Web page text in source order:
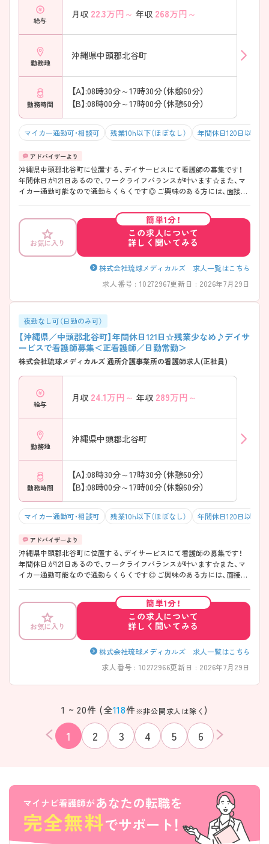
該当件数
条件を
クリア
検索する
給与
月収 22.3万円～ 年収 268万円～
勤務地
沖縄県中頭郡北谷町
勤務時間
【A】:08時30分～17時30分（休憩60分）
【B】:08時00分～17時00分（休憩60分）
マイカー通勤可・相談可 残業10h以下（ほぼなし） 年間休日120日以上
沖縄県中頭郡北谷町に位置する、デイサービスにて看護師の募集です！
年間休日が121日あるので、ワークライフバランスが叶います☆また、マ
イカー通勤可能なので通勤らくらくです◎ ご興味のある方には、面接対
お気に入り
簡単1分！
この求人について
詳しく聞いてみる
株式会社琉球メディカルズ 求人一覧はこちら
求人番号 : 10272967更新日 : 2026年7月29日
夜勤なし可（日勤のみ可）
【沖縄県／中頭郡北谷町】年間休日121日☆残業少なめ♪デイサ
ービスで看護師募集＜正看護師／日勤常勤＞
株式会社琉球メディカルズ 通所介護事業所の看護師求人(正社員)
給与
月収 24.1万円～ 年収 289万円～
勤務地
沖縄県中頭郡北谷町
勤務時間
【A】:08時30分～17時30分（休憩60分）
【B】:08時00分～17時00分（休憩60分）
マイカー通勤可・相談可 残業10h以下（ほぼなし） 年間休日120日以上
沖縄県中頭郡北谷町に位置する、デイサービスにて看護師の募集です！
年間休日が121日あるので、ワークライフバランスが叶います☆また、マ
イカー通勤可能なので通勤らくらくです◎ ご興味のある方には、面接対
お気に入り
簡単1分！
この求人について
詳しく聞いてみる
株式会社琉球メディカルズ 求人一覧はこちら
求人番号 : 10272966更新日 : 2026年7月29日
1 ~ 20件 (全118件※非公開求人は除く )
1 2 3 4 5 6